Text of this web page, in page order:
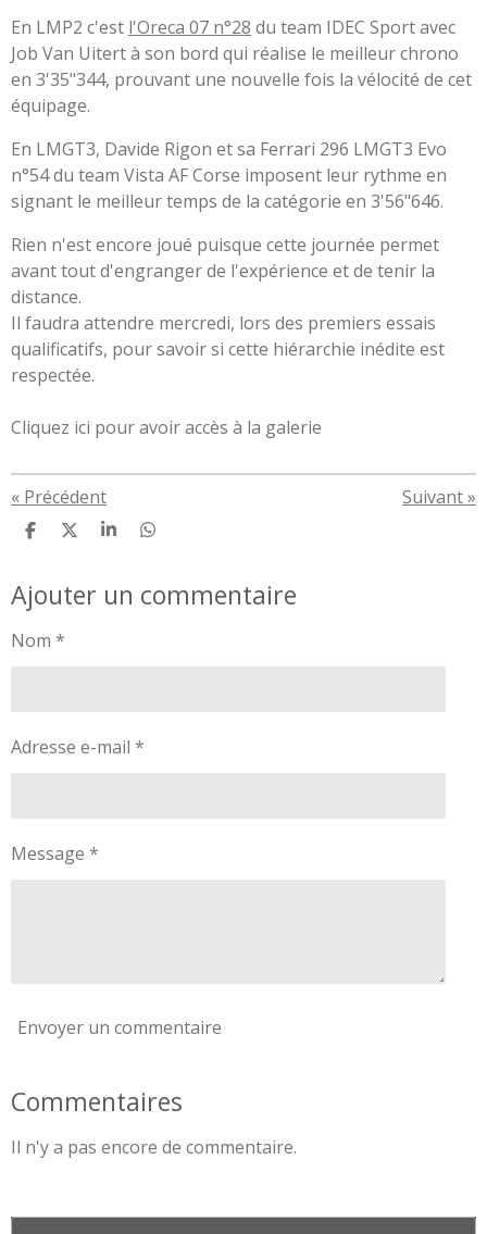
En LMP2 c'est l'Oreca 07 n°28 du team IDEC Sport avec
Job Van Uitert à son bord qui réalise le meilleur chrono
en 3'35"344, prouvant une nouvelle fois la vélocité de cet
équipage.
En LMGT3, Davide Rigon et sa Ferrari 296 LMGT3 Evo
n°54 du team Vista AF Corse imposent leur rythme en
signant le meilleur temps de la catégorie en 3'56"646.
Rien n'est encore joué puisque cette journée permet
avant tout d'engranger de l'expérience et de tenir la
distance.
Il faudra attendre mercredi, lors des premiers essais
qualificatifs, pour savoir si cette hiérarchie inédite est
respectée.
Cliquez ici pour avoir accès à la galerie
« Précédent Suivant»
P
t
a
e
P
t
a
P
t
a
P
t
a
Ajouter un commentaire
Nom *
Adresse e-mail *
Message *
Envoyer un commentaire
Commentaires
Il n'y a pas encore de commentaire.